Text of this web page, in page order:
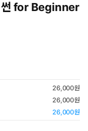
썬 for Beginner
26,000원
26,000원
26,000원